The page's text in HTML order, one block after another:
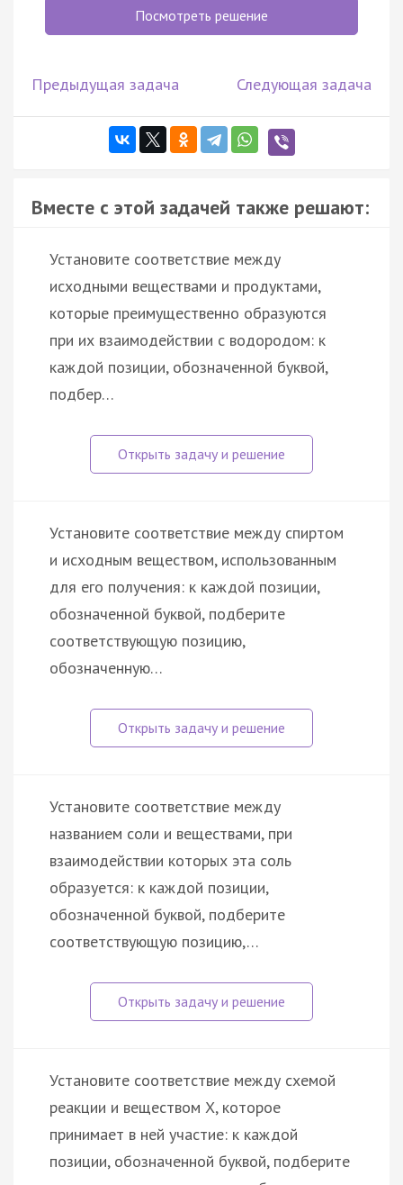
Посмотреть решение
Предыдущая задача Следующая задача
Вместе с этой задачей также решают:
Установите соответствие между
исходными веществами и продуктами,
которые преимущественно образуются
при их взаимодействии с водородом: к
каждой позиции, обозначенной буквой,
подбер…
Установите соответствие между спиртом
и исходным веществом, использованным
для его получения: к каждой позиции,
обозначенной буквой, подберите
соответствующую позицию,
обозначенную…
Установите соответствие между
названием соли и веществами, при
взаимодействии которых эта соль
образуется: к каждой позиции,
обозначенной буквой, подберите
соответствующую позицию,…
Установите соответствие между схемой
реакции и веществом X, которое
принимает в ней участие: к каждой
позиции, обозначенной буквой, подберите